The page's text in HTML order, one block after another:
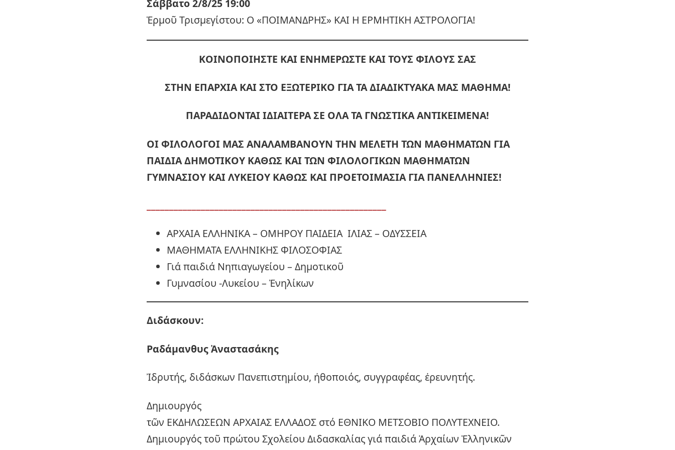
Σάββατο 2/8/25 19:00
Ἑρμοῦ Τρισμεγίστου: Ο «ΠΟΙΜΑΝΔΡΗΣ» ΚΑΙ Η ΕΡΜΗΤΙΚΗ ΑΣΤΡΟΛΟΓΙΑ!
ΚΟΙΝΟΠΟΙΗΣΤΕ ΚΑΙ ΕΝΗΜΕΡΩΣΤΕ ΚΑΙ ΤΟΥΣ ΦΙΛΟΥΣ ΣΑΣ
ΣΤΗΝ ΕΠΑΡΧΙΑ ΚΑΙ ΣΤΟ ΕΞΩΤΕΡΙΚΟ ΓΙΑ ΤΑ ΔΙΑΔΙΚΤΥΑΚΑ ΜΑΣ ΜΑΘΗΜΑ!
ΠΑΡΑΔΙΔΟΝΤΑΙ ΙΔΙΑΙΤΕΡΑ ΣΕ ΟΛΑ ΤΑ ΓΝΩΣΤΙΚΑ ΑΝΤΙΚΕΙΜΕΝΑ!
ΟΙ ΦΙΛΟΛΟΓΟΙ ΜΑΣ ΑΝΑΛΑΜΒΑΝΟΥΝ ΤΗΝ ΜΕΛΕΤΗ ΤΩΝ ΜΑΘΗΜΑΤΩΝ ΓΙΑ
ΠΑΙΔΙΑ ΔΗΜΟΤΙΚΟΥ ΚΑΘΩΣ ΚΑΙ ΤΩΝ ΦΙΛΟΛΟΓΙΚΩΝ ΜΑΘΗΜΑΤΩΝ
ΓΥΜΝΑΣΙΟΥ ΚΑΙ ΛΥΚΕΙΟΥ ΚΑΘΩΣ ΚΑΙ ΠΡΟΕΤΟΙΜΑΣΙΑ ΓΙΑ ΠΑΝΕΛΛΗΝΙΕΣ!
ΑΡΧΑΙΑ ΕΛΛΗΝΙΚΑ – ΟΜΗΡΟΥ ΠΑΙΔΕΙΑ ΙΛΙΑΣ – ΟΔΥΣΣΕΙΑ
ΜΑΘΗΜΑΤΑ ΕΛΛΗΝΙΚΗΣ ΦΙΛΟΣΟΦΙΑΣ
Γιά παιδιά Νηπιαγωγείου – Δημοτικοῦ
Γυμνασίου -Λυκείου – Ἐνηλίκων
Διδάσκουν:
ΡαδάμανθυςἈναστασάκης
Ἰδρυτής, διδάσκων Πανεπιστημίου, ἠθοποιός, συγγραφέας, ἐρευνητής.
Δημιουργός
τῶν ΕΚΔΗΛΩΣΕΩΝ ΑΡΧΑΙΑΣ ΕΛΛΑΔΟΣ στό ΕΘΝΙΚΟ ΜΕΤΣΟΒΙΟ ΠΟΛΥΤΕΧΝΕΙΟ.
Δημιουργός τοῦ πρώτου Σχολείου Διδασκαλίας γιά παιδιά Ἀρχαίων Ἑλληνικῶν